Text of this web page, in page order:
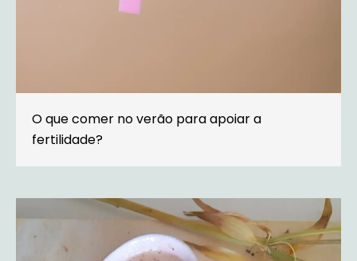
O que comer no verão para apoiar a
fertilidade?